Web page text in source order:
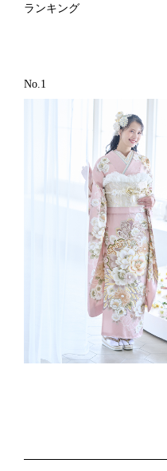
ランキング
No.1